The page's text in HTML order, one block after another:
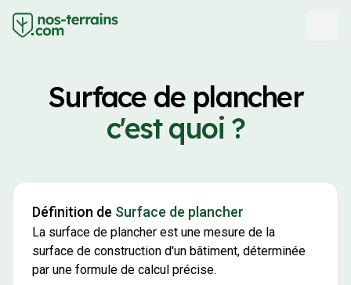
Surface de plancher
c'est quoi ?
Définition de Surface de plancher
La surface de plancher est une mesure de la
surface de construction d'un bâtiment, déterminée
par une formule de calcul précise.